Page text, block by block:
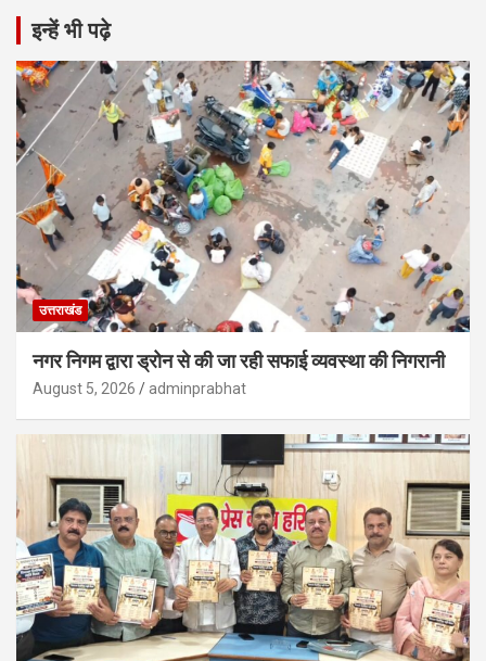
इन्हें भी पढ़े
उत्तराखंड
नगर निगम द्वारा ड्रोन से की जा रही सफाई व्यवस्था की निगरानी
August 5, 2026 adminprabhat